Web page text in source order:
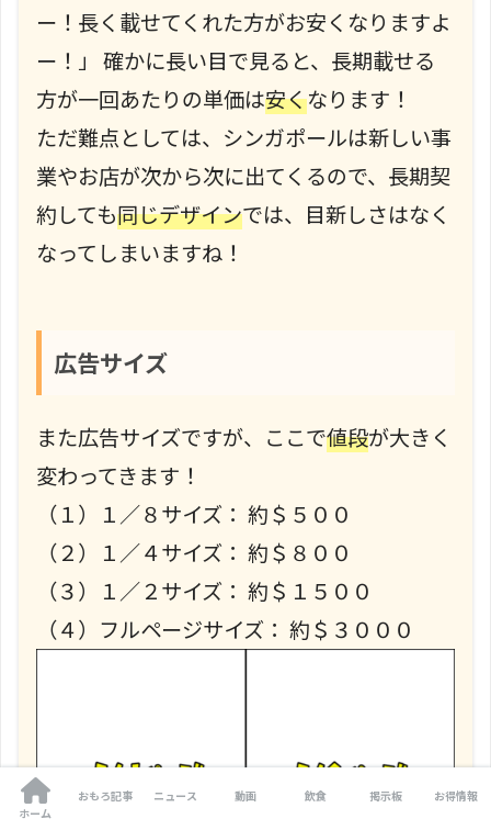
ー！長く載せてくれた方がお安くなりますよ
ー！」 確かに長い目で見ると、長期載せる
方が一回あたりの単価は安くなります！
ただ難点としては、シンガポールは新しい事
業やお店が次から次に出てくるので、長期契
約しても同じデザインでは、目新しさはなく
なってしまいますね！
広告サイズ
また広告サイズですが、ここで値段が大きく
変わってきます！
（１）１／８サイズ： 約＄５００
（２）１／４サイズ： 約＄８００
（３）１／２サイズ： 約＄１５００
（４）フルページサイズ： 約＄３０００
ホーム
おもろ記事 ニュース 動画 飲食 掲示板 お得情報